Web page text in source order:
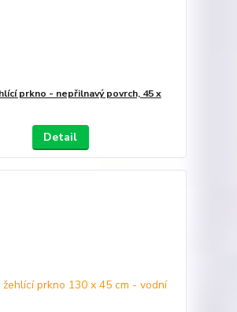
prkno - nepřilnavý povrch, 45 x
Detail